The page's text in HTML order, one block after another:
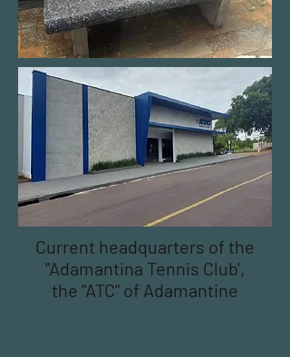
Current headquarters of the
"Adamantina Tennis Club',
the "ATC" of Adamantine